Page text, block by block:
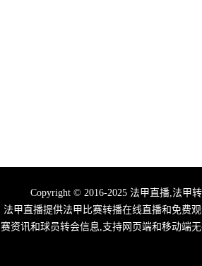
Copyright © 2016-2025 法甲直播,法甲
法甲直播提供法甲比赛转播在线直播和免费
赛资讯和球员转会信息,支持网页端和移动端